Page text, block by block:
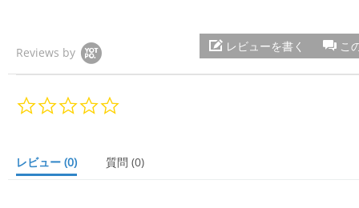
Reviews by こ
レビューを書く
a
r
レビュー (0) 質問 (0)